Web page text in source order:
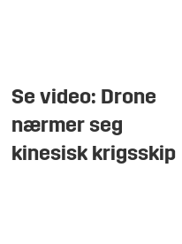
Se video: Drone
nærmer seg
kinesisk krigsskip